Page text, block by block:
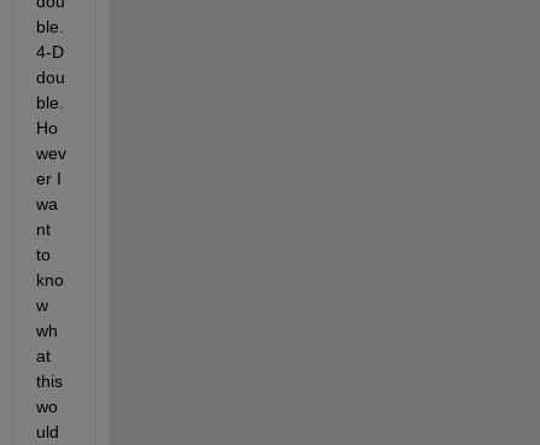
ble.
4-D
dou
ble.
Ho
wev
er I
wa
nt
to
kno
w
wh
at
this
wo
uld